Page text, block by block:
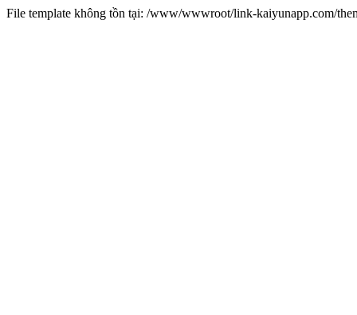
File template không tồn tại: /www/wwwroot/link-kaiyunapp.com/